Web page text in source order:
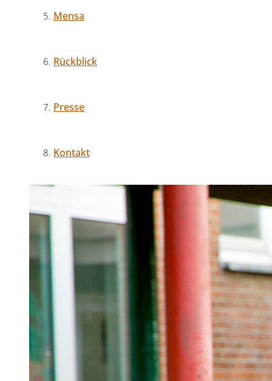
Mensa
Rückblick
Presse
Kontakt